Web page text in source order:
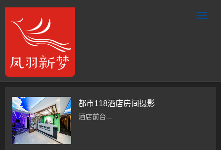
都市118酒店房间摄影
酒店前台...